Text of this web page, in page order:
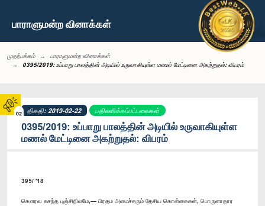
02
பாராளுமன்ற வினாக்கள்
முதற்பக்கம்
பாராளுமன்ற வினாக்கள்
0395/2019: உப்பாறு பாலத்தின் அடியில் உருவாகியுள்ள மணல் மேட்டினை அகற்றுதல்: விபரம்
திகதி: 2019-02-22 பதிலளிக்கப்பட்டவைகள்
0395/2019: உப்பாறு பாலத்தின் அடியில் உருவாகியுள்ள
மணல் மேட்டினை அகற்றுதல்: விபரம்
395/ '18
கௌரவ சுசந்த புஞ்சிநிலமே,— பிரதம அமைச்சரும் தேசிய கொள்கைகள், பொருளாதார